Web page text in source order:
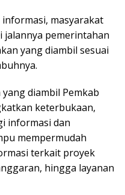
masyarakat
jalannya pemerintahan
yang diambil sesuai
diambil Pemkab
keterbukaan,
informasi dan
mempermudah
terkait proyek
hingga layanan